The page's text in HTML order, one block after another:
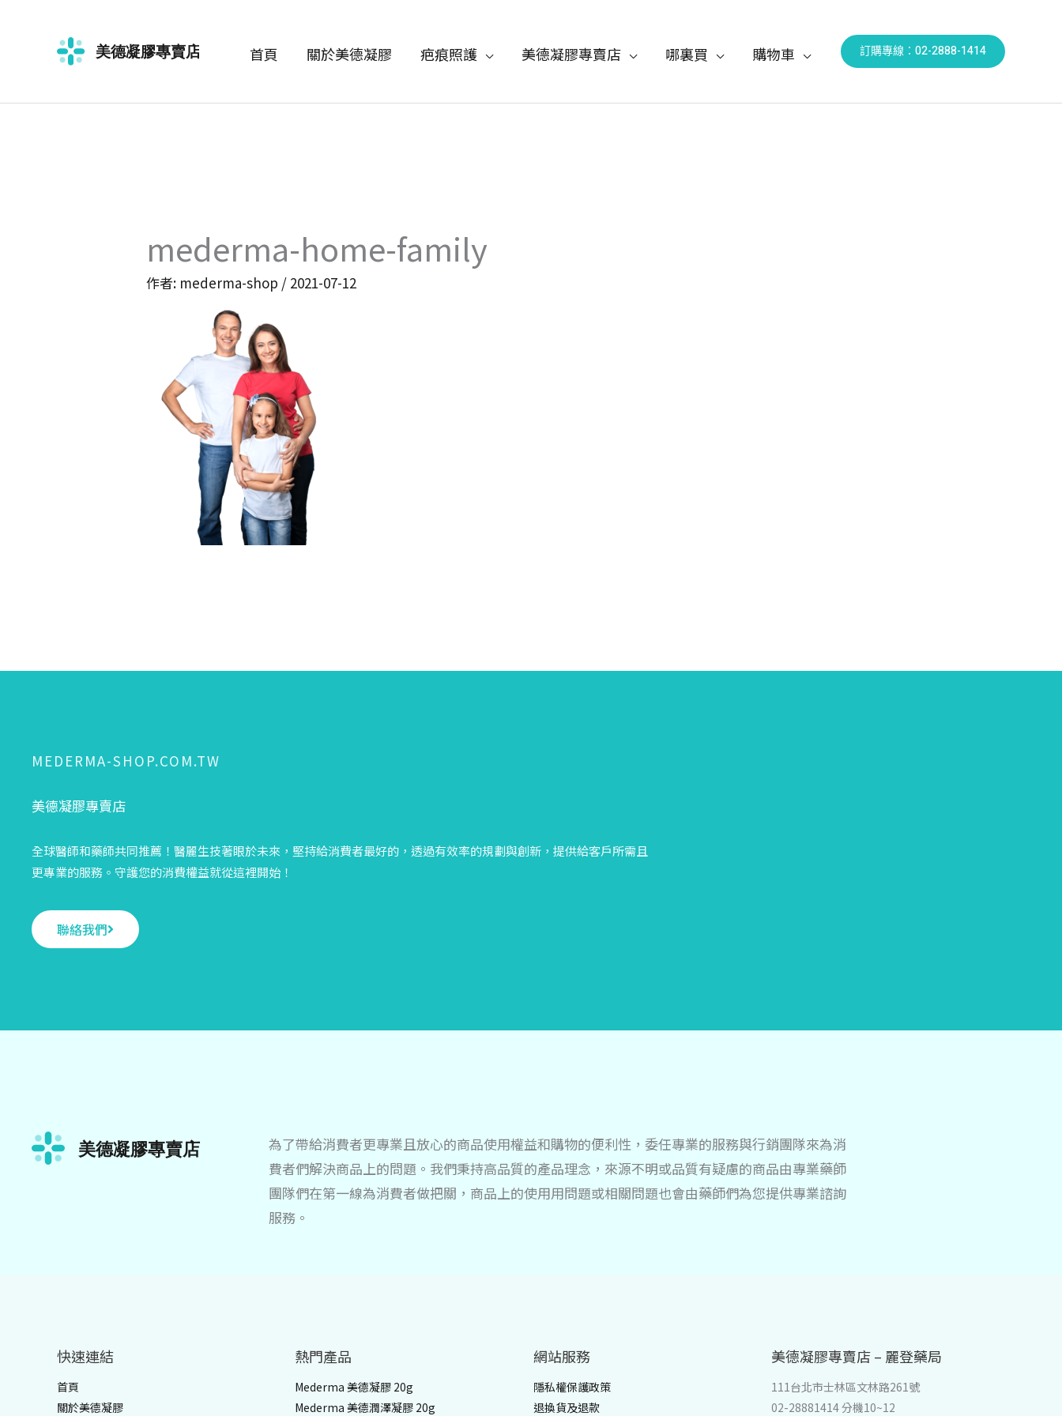
內
首頁 關於美德凝膠 疤痕照護 美德凝膠專賣店 哪裏買 購物車 訂購專線：02-2888-1414
mederma-home-family
作者: mederma-shop / 2021-07-12
MEDERMA-SHOP.COM.TW
美德凝膠專賣店
全球醫師和藥師共同推薦！醫麗生技著眼於未來，堅持給消費者最好的，透過有效率的規劃與創新，提供給客戶所需且
更專業的服務。守護您的消費權益就從這裡開始！
聯絡我們
為了帶給消費者更專業且放心的商品使用權益和購物的便利性，委任專業的服務與行銷團隊來為消
費者們解決商品上的問題。我們秉持高品質的產品理念，來源不明或品質有疑慮的商品由專業藥師
團隊們在第一線為消費者做把關，商品上的使用用問題或相關問題也會由藥師們為您提供專業諮詢
服務。
快速連結
首頁
關於美德凝膠
熱門產品
Mederma 美德凝膠 20g
Mederma 美德潤澤凝膠 20g
網站服務
隱私權保護政策
退換貨及退款
美德凝膠專賣店 – 麗登藥局
111台北市士林區文林路261號
02-28881414 分機10~12